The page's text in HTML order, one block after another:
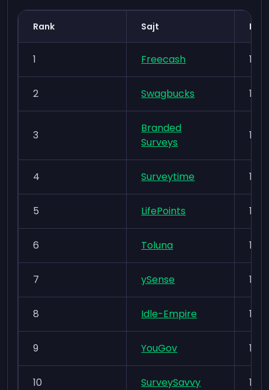
Rank Sajt
1 Freecash 16+
2 Swagbucks 13+
3
Branded
Surveys
17+
4 Surveytime 13+
5 LifePoints 16+
6 Toluna 16+
7 ySense 13+
8 Idle-Empire 13+
9 YouGov 16+
10 SurveySavvy 13+